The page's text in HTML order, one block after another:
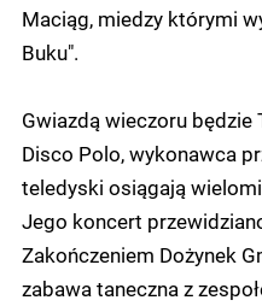
Maciąg, miedzy którymi
Buku".
Gwiazdą wieczoru będzie
Disco Polo, wykonawca
teledyski osiągają
Jego koncert
Zakończeniem Dożynek
zabawa taneczna z